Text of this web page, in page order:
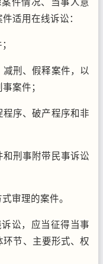
适用在线诉讼：
刑、假释案件，以
案件；
序、破产程序和非
刑事附带民事诉讼
审理的案件。
讼，应当征得当事
节、主要形式、权